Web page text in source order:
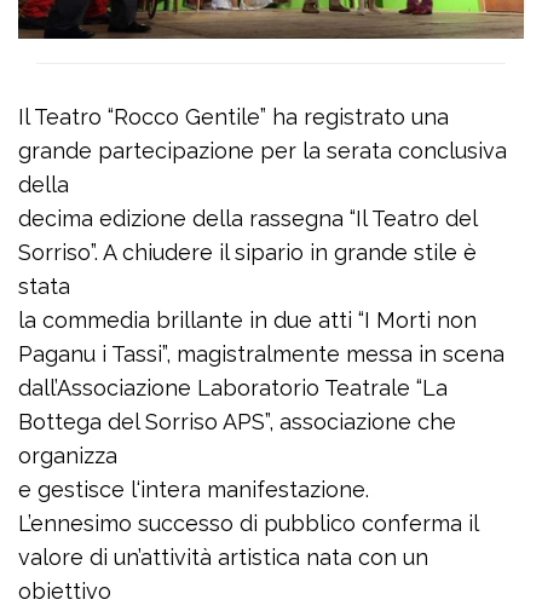
Il Teatro “Rocco Gentile” ha registrato una
grande partecipazione per la serata conclusiva
della
decima edizione della rassegna “Il Teatro del
Sorriso”. A chiudere il sipario in grande stile è
stata
la commedia brillante in due atti “I Morti non
Paganu i Tassi”, magistralmente messa in scena
dall’Associazione Laboratorio Teatrale “La
Bottega del Sorriso APS”, associazione che
organizza
e gestisce l‘intera manifestazione.
L’ennesimo successo di pubblico conferma il
valore di un’attività artistica nata con un
obiettivo